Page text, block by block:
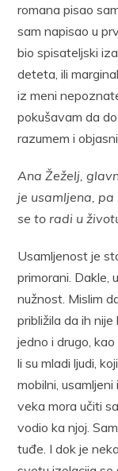
romana pisao
sam napisao u
bio spisateljski
deteta, ili
iz meni
pokušavam da
razumem i
Ana Žeželj,
je usamljena,
se to radi u
Usamljenost je
primorani. Dakle,
nužnost. Mislim
približila da ih
jedno i drugo,
li su mladi ljudi,
mobilni,
veka mora učiti
vodio ka njoj.
tuđe. I dok je